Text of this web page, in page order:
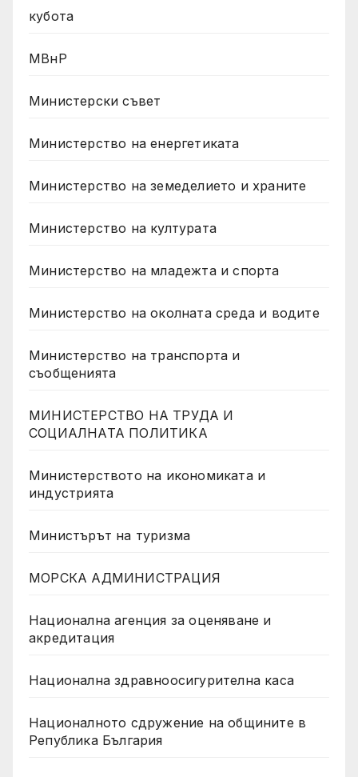
кубота
МВнР
Министерски съвет
Министерство на енергетиката
Министерство на земеделието и храните
Министерство на културата
Министерство на младежта и спорта
Министерство на околната среда и водите
Министерство на транспорта и
съобщенията
МИНИСТЕРСТВО НА ТРУДА И
СОЦИАЛНАТА ПОЛИТИКА
Министерството на икономиката и
индустрията
Министърът на туризма
МОРСКА АДМИНИСТРАЦИЯ
Национална агенция за оценяване и
акредитация
Национална здравноосигурителна каса
Националното сдружение на общините в
Република България